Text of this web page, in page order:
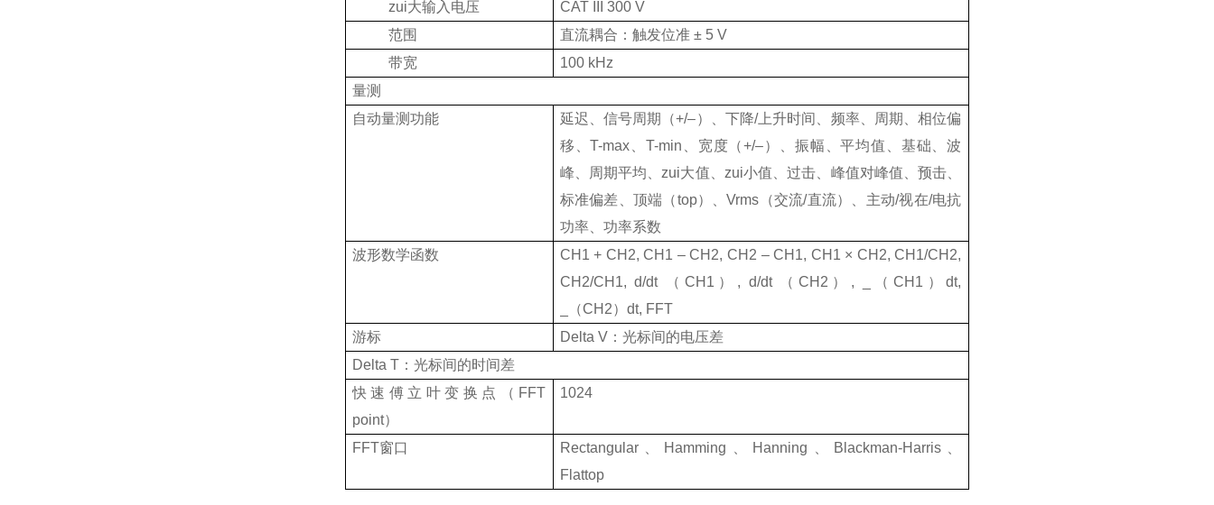
zui大输入电压
CAT III 300 V
范围
直流耦合：触发位准 ± 5 V
带宽
100 kHz
量测
自动量测功能
延迟、信号周期（+/–）、下降/上升时间、频率、周期、相位偏
移、T-max 、T-min 、宽度（+/–）、振幅、平均值、基础、波
峰、周期平均、zui大值、zui小值、过击、峰值对峰值、预击、
标准偏差、顶端（top）、Vrms （交流/直流）、主动/视在/电抗
功率、功率系数
波形数学函数
CH1 + CH2, CH1 –CH2, CH2 –CH1, CH1 × CH2, CH1/CH2,
CH2/CH1, d/dt （CH1）, d/dt （CH2）, _（CH1）dt,
_（CH2）dt, FFT
游标
Delta V：光标间的电压差
Delta T：光标间的时间差
快速傅立叶变换点（ FFT
point）
1024
FFT窗口 Rectangular、 Hamming Hanning Blackman-Harris、
Flattop